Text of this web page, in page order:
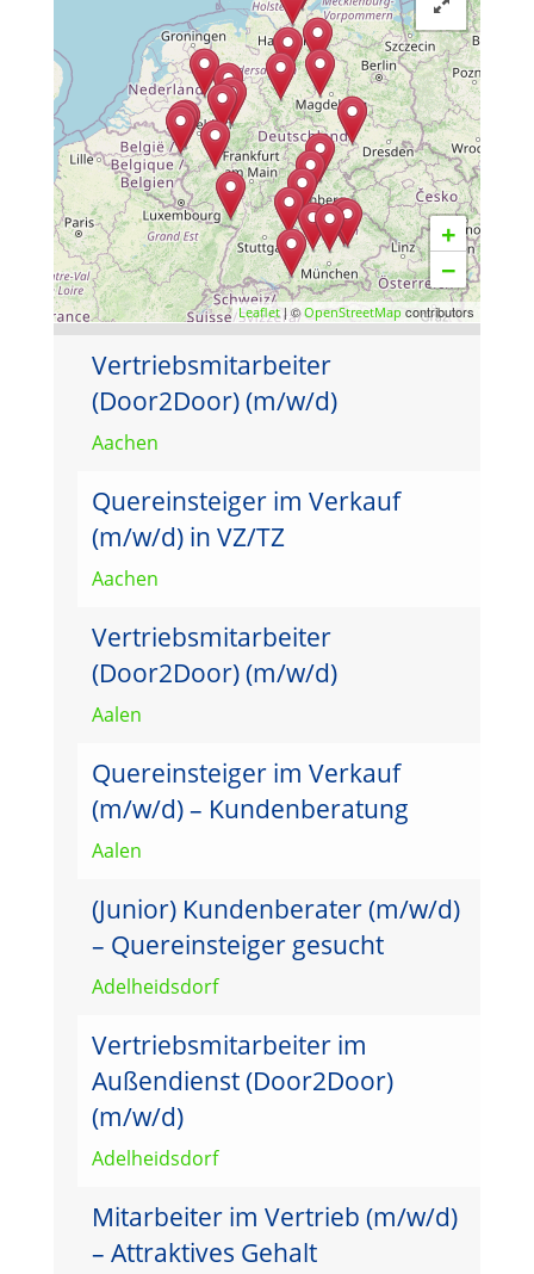
+
−
Leaflet| ©OpenStreetMap contributors
Vertriebsmitarbeiter
(Door2Door) (m/w/d)
Aachen
Quereinsteiger im Verkauf
(m/w/d) in VZ/TZ
Aachen
Vertriebsmitarbeiter
(Door2Door) (m/w/d)
Aalen
Quereinsteiger im Verkauf
(m/w/d) – Kundenberatung
Aalen
(Junior) Kundenberater (m/w/d)
– Quereinsteiger gesucht
Adelheidsdorf
Vertriebsmitarbeiter im
Außendienst (Door2Door)
(m/w/d)
Adelheidsdorf
Mitarbeiter im Vertrieb (m/w/d)
– Attraktives Gehalt